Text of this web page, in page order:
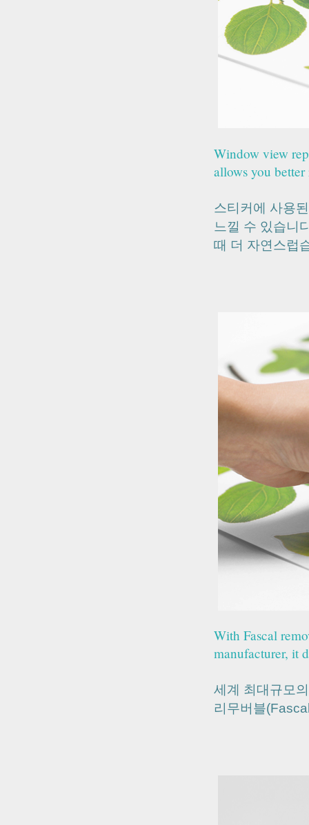
Window view
allows you better
스티커에 사용
느낄 수 있습니
때 더 자연스럽
With Fascal
manufacturer, it
세계 최대규모
리무버블